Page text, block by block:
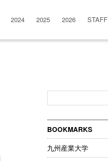
2024 2025 2026 STAFF
BOOKMARKS
九州産業大学